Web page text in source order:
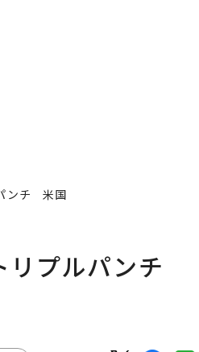
ンチ 米国
リプルパンチ